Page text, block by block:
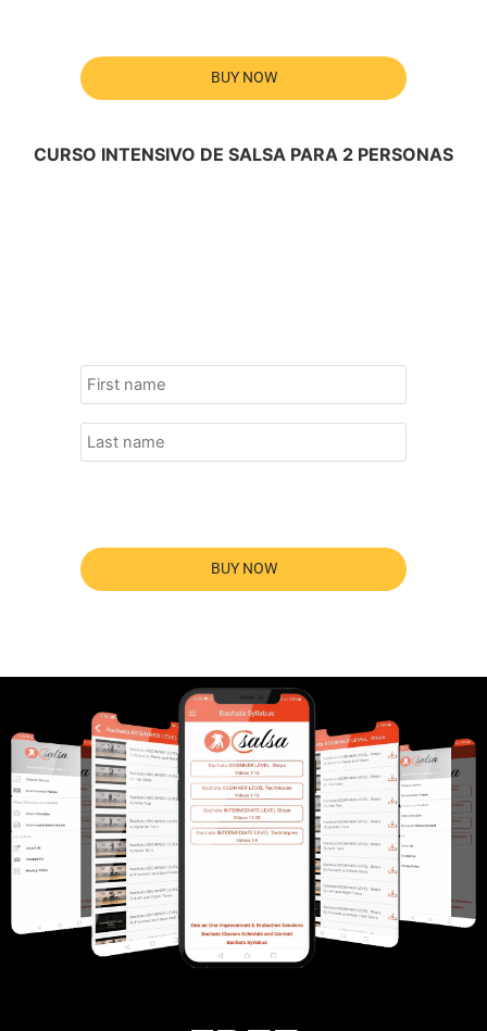
BUY NOW
CURSO INTENSIVO DE SALSA PARA 2 PERSONAS
BUY NOW